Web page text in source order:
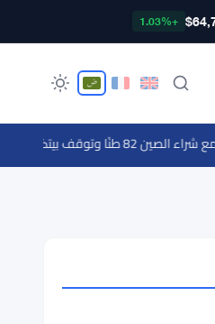
+1.03%
بيتكوين